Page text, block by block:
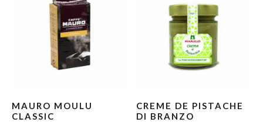
MAURO MOULU
CLASSIC
CREME DE PISTACHE
DI BRANZO